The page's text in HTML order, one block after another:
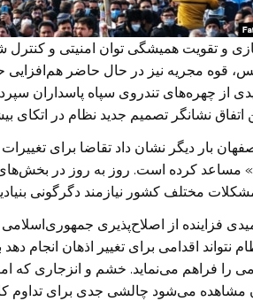
و تقویت همیشگی توان امنیتی و
قوه مجریه نیز در حال حاضر هم‌افزایی
از چهره‌های تندروی سپاه پاسداران
اتفاق نشانگر تصمیم جدید نظام در
اصفهان بار دیگر نشان داد تقاضا برای
مساعد کرده است. روز به روز در
مختلف کشور نیازمند دگرگونی
فزاینده از اصلاح‌پذیری
نتواند اقدامی برای تغییر اذهان
را فراهم می‌نماید. خشم و انزجاری که
مشاهده می‌شود چالشی جدی برای